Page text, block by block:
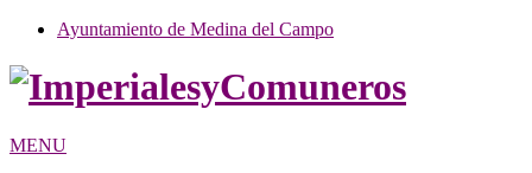
Ayuntamiento de Medina del Campo
MENU